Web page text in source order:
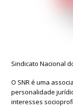
Sindicato Nacional
O SNR é uma
personalidade
interesses